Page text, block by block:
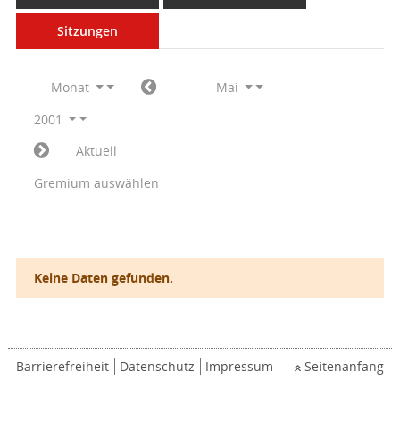
Sitzungen
Monat
Mai
2001
Aktuell
Gremium auswählen
Keine Daten gefunden.
Barrierefreiheit Datenschutz Impressum Seitenanfang